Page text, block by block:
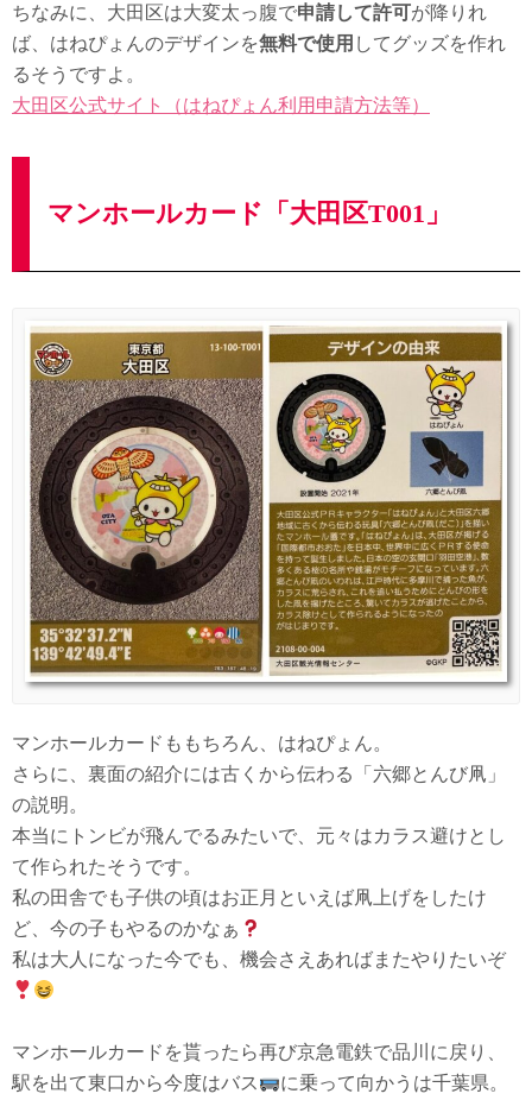
ちなみに、大田区は大変太っ腹で申請して許可が降りれ
ば、はねぴょんのデザインを無料で使用 してグッズを作れ
るそうですよ。
大田区公式サイト（はねぴょん利用申請方法等）
マンホールカード「大田区T001」
マンホールカードももちろん、はねぴょん。
さらに、裏面の紹介には古くから伝わる「六郷とんび凧」
の説明。
本当にトンビが飛んでるみたいで、元々はカラス避けとし
て作られたそうです。
私の田舎でも子供の頃はお正月といえば凧上げをしたけ
ど、今の子もやるのかなぁ
私は大人になった今でも、機会さえあればまたやりたいぞ
マンホールカードを貰ったら再び京急電鉄で品川に戻り、
駅を出て東口から今度はバス
に乗って向かうは千葉県。